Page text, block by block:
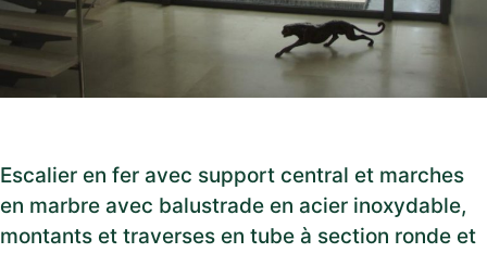
Escalier en fer avec support central et marches
en marbre avec balustrade en acier inoxydable,
montants et traverses en tube à section ronde et